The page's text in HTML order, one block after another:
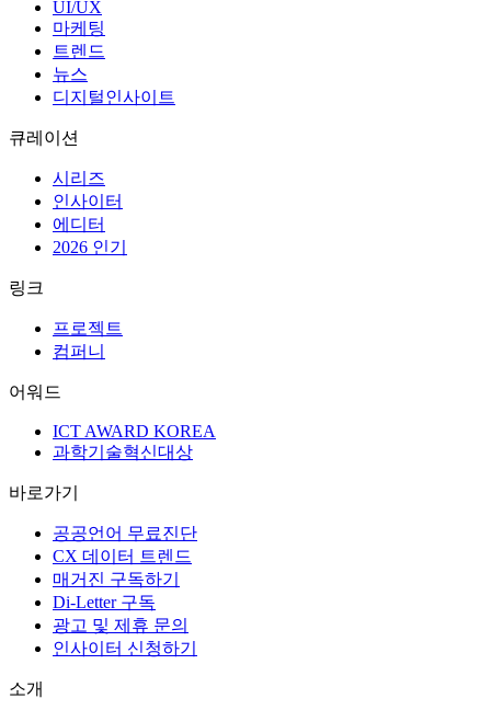
UI/UX
마케팅
트렌드
뉴스
디지털인사이트
큐레이션
시리즈
인사이터
에디터
2026 인기
링크
프로젝트
컴퍼니
어워드
ICT AWARD KOREA
과학기술혁신대상
바로가기
공공언어 무료진단
CX 데이터 트렌드
매거진 구독하기
Di-Letter 구독
광고 및 제휴 문의
인사이터 신청하기
소개